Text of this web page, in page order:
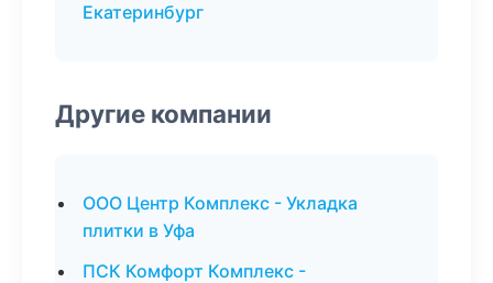
Екатеринбург
Другие компании
ООО Центр Комплекс - Укладка
плитки в Уфа
ПСК Комфорт Комплекс -